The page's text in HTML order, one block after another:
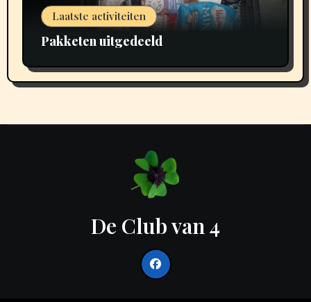
Laatste activiteiten
Pakketen uitgedeeld
De Club van 4